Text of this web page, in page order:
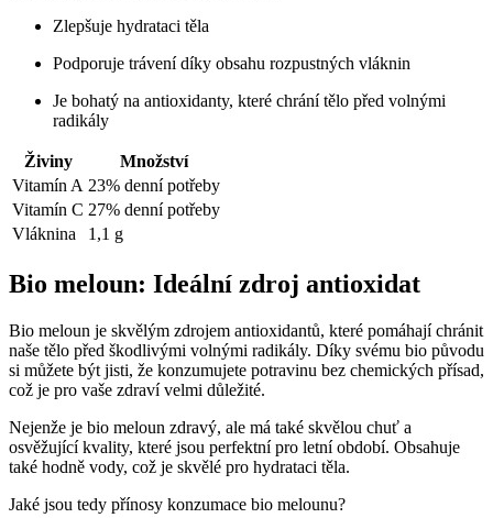
Zlepšuje hydrataci těla
Podporuje trávení díky obsahu rozpustných vláknin
Je bohatý na antioxidanty, které chrání‍ tělo před volnými
radikály
Živiny
Množství
Vitamín ⁢A 23% denní potřeby
Vitamín‌ C 27% denní potřeby
Vláknina
1,1 g
Bio meloun: ⁤Ideální zdroj antioxidat
Bio‌ meloun⁤ je ‍skvělým ⁣zdrojem antioxidantů, které⁤ pomáhají ⁢chránit
naše tělo před škodlivými volnými radikály. Díky svému bio původu
si ​můžete být jisti, že konzumujete ‌potravinu bez chemických přísad,
což je pro vaše zdraví velmi důležité.
Nejenže⁢ je bio meloun zdravý, ale má také‍ skvělou chuť a
osvěžující ⁤kvality, které jsou perfektní pro⁤ letní období. Obsahuje
také ⁣hodně vody, což je ⁢skvělé pro ‍hydrataci těla.
Jaké jsou tedy přínosy konzumace bio melounu? ⁢